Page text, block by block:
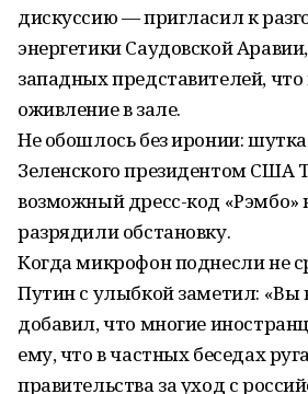
дискуссию — пригласил к
энергетики Саудовской
западных представителей, что
оживление в зале.
Не обошлось без иронии:
Зеленского президентом США
возможный дресс-код «Рэмбо»
разрядили обстановку.
Когда микрофон поднесли не
Путин с улыбкой заметил: «Вы
добавил, что многие
ему, что в частных беседах
правительства за уход с